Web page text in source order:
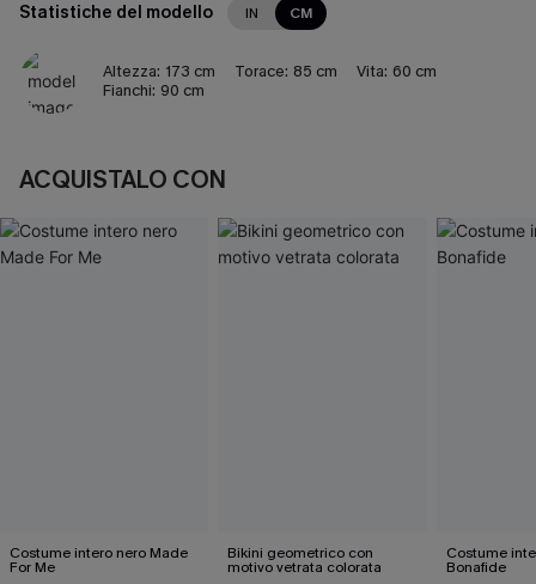
Statistiche del modello IN CM
Altezza: 173 cm Torace: 85 cm Vita: 60 cm
Fianchi: 90 cm
ACQUISTALO CON
Costume intero nero Made
For Me
Bikini geometrico con
motivo vetrata colorata
Costume
Bonafide